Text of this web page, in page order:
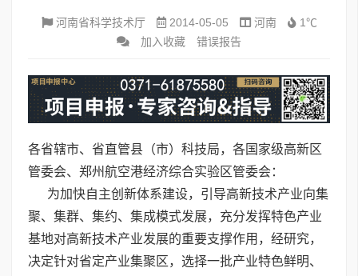
河南省科学技术厅 2014-05-05 河南
1℃
加入收藏
错误报告
各省辖市、省直管县（市）科技局，各国家级高新区
管委会、郑州航空港经济综合实验区管委会：
为加快自主创新体系建设，引导高新技术产业向集
聚、集群、集约、集成模式发展，充分发挥特色产业
基地对高新技术产业发展的重要支撑作用，经研究，
决定针对省定产业集聚区，选择一批产业特色鲜明、